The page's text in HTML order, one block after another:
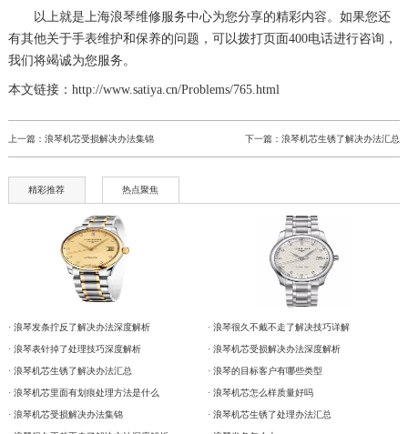
以上就是上海浪琴维修服务中心为您分享的精彩内容。如果您还
有其他关于手表维护和保养的问题，可以拨打页面400电话进行咨询，
我们将竭诚为您服务。
本文链接：http://www.satiya.cn/Problems/765.html
上一篇： 浪琴机芯受损解决办法集锦 下一篇：浪琴机芯生锈了解决办法汇总
精彩推荐 热点聚焦
· 浪琴发条拧反了解决办法深度解析
· 浪琴表针掉了处理技巧深度解析
· 浪琴机芯生锈了解决办法汇总
· 浪琴机芯里面有划痕处理方法是什么
· 浪琴机芯受损解决办法集锦
· 浪琴很久不戴不走了解决技巧详解
· 浪琴机芯受损解决办法深度解析
· 浪琴的目标客户有哪些类型
· 浪琴机芯怎么样质量好吗
· 浪琴机芯生锈了处理办法汇总